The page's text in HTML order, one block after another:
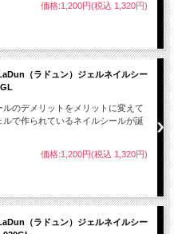
でください。
けやすいです。
価格:1,200円(税込 1,320円)
（ラドュン）ジェルネイルシー
のデメリットをメリットに変えて
で作られているネイルシールが誕
価格:1,200円(税込 1,320円)
（ラドュン）ジェルネイルシー